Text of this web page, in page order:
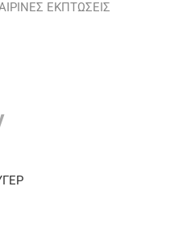
ΕΚΠΤΩΣΕΙΣ